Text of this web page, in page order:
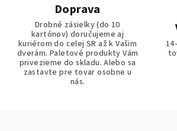
Doprava
Drobné zásielky (do 10
kartónov) doručujeme aj
kuriérom do celej SR až k Vašim
dverám. Paletové produkty Vám
privezieme do skladu. Alebo sa
zastavte pre tovar osobne u
nás.